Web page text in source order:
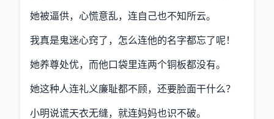
她被逼供，心慌意乱，连自己也不知所云。
我真是鬼迷心窍了，怎么连他的名字都忘了呢！
她养尊处优，而他口袋里连两个铜板都没有。
她这种人连礼义廉耻都不顾，还要脸面干什么？
小明说谎天衣无缝，就连妈妈也识不破。